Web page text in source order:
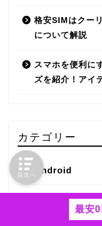
格安SIMはクー
について解説
スマホを便利に
ズを紹介！アイ
カテゴリー
Android
最安0
目次へ